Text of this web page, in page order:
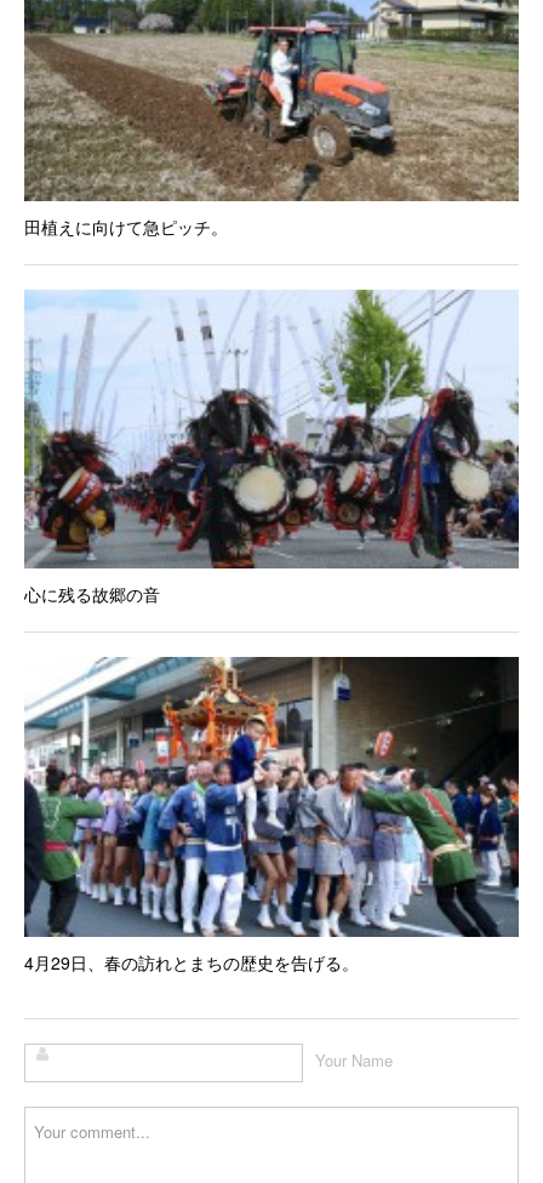
田植えに向けて急ピッチ。
心に残る故郷の音
4月29日、春の訪れとまちの歴史を告げる。
Your Name